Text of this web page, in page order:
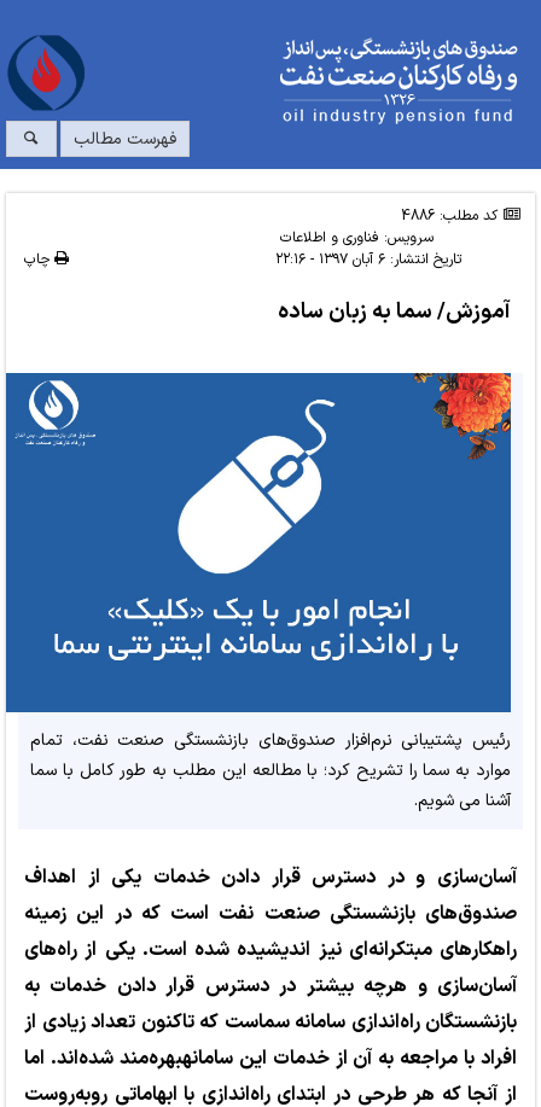
فهرست مطالب
کد مطلب: 4886
سرویس: فناوری و اطلاعات
تاریخ انتشار: ۶ آبان ۱۳۹۷ - ۲۲:۱۶ چاپ
آموزش/ سما به زبان ساده
رئیس پشتیبانی نرم‌افزار صندوق‌های بازنشستگی صنعت نفت، تمام
موارد به سما را تشریح کرد؛ با مطالعه این مطلب به طور کامل با سما
آشنا می شویم.
آسان‌سازی و در دسترس قرار دادن خدمات یکی از اهداف
صندوق‌های بازنشستگی صنعت نفت است که در این زمینه
راهکارهای مبتکرانه‌ای نیز اندیشیده شده است. یکی از راه‌های
آسان‌سازی و هرچه بیشتر در دسترس قرار دادن خدمات به
بازنشستگان راه‌اندازی سامانه سماست که تاکنون تعداد زیادی از
افراد با مراجعه به آن از خدمات این سامانهبهره‌مند شده‌اند. اما
از آنجا که هر طرحی در ابتدای راه‌اندازی با ابهاماتی روبه‌روست